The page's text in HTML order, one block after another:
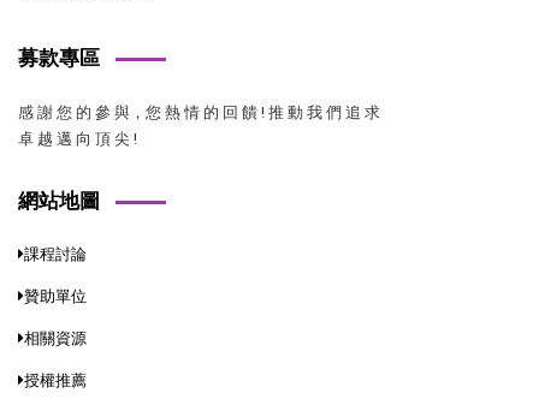
募款專區
感 謝 您 的 參 與，您 熱 情 的 回 饋 ! 推 動 我 們 追 求
卓 越 邁 向 頂 尖 !
網站地圖
課程討論
贊助單位
相關資源
授權推薦